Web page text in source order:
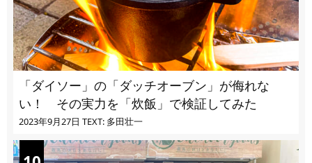
「ダイソー」の「ダッチオーブン」が侮れな
い！ その実力を「炊飯」で検証してみた
2023年9月27日 TEXT: 多田壮一